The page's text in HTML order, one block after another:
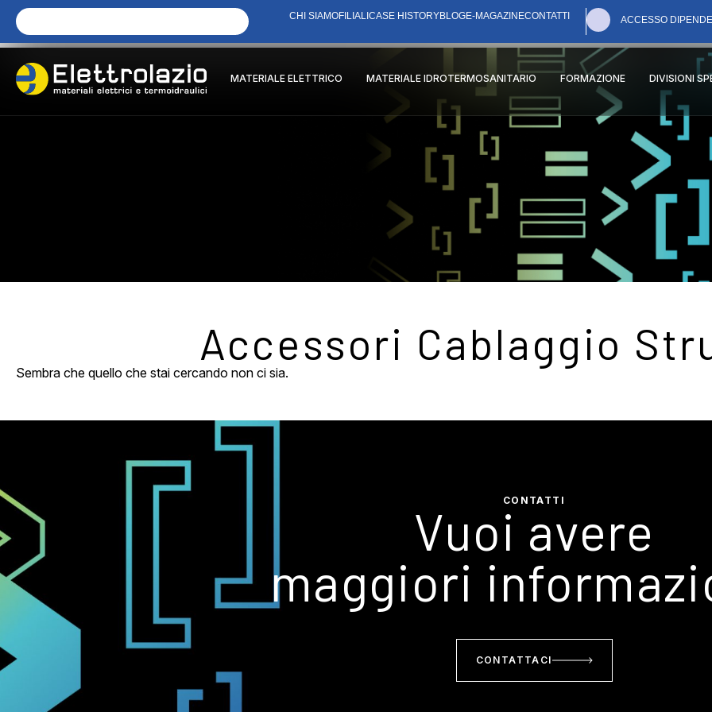
CHI SIAMOFILIALICASE HISTORYBLOGE-MAGAZINECONTATTI ACCESSO
MATERIALE ELETTRICO MATERIALE IDROTERMOSANITARIO FORMAZIONE DIVISIONI
Accessori Cablaggio
Sembra che quello che stai cercando non ci sia.
CONTATTI
Vuoi avere
maggiori
CONTATTACI